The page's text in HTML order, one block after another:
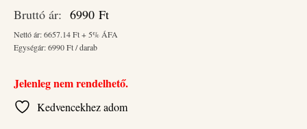
Bruttó ár: 6990 Ft
Nettó ár:6657.14Ft + 5% ÁFA
Egységár:6990Ft / darab
Jelenleg nem rendelhető.
Kedvencekhez adom